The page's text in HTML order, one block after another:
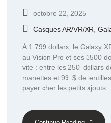
octobre 22, 2025
Casques AR/VR/XR
À 1 799 dollars, le Galaxy
au Vision Pro et ses 3500
vite : entre les 250 dollars
manettes et 99 $ de
payer cher les petits ajouts.